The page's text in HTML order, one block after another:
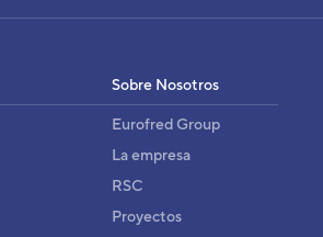
Sobre Nosotros
Eurofred Group
La empresa
RSC
Proyectos